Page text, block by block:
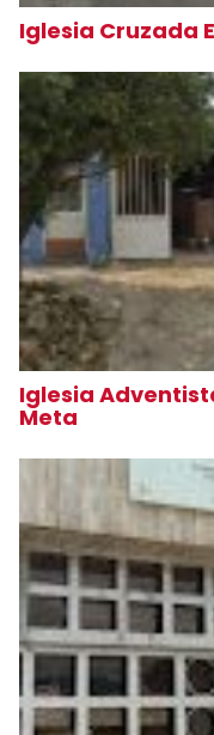
Iglesia Cruzada
Iglesia
Meta